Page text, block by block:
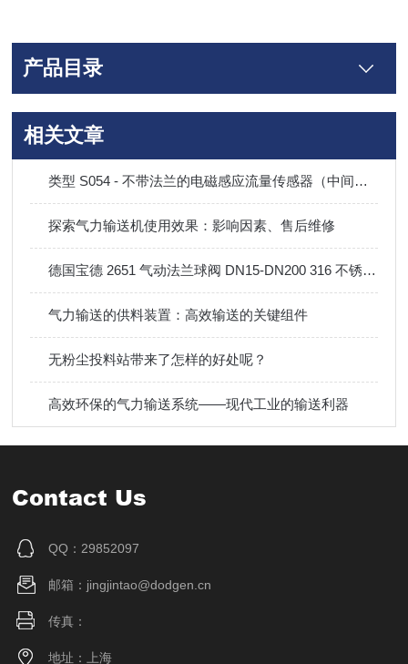
产品目录
相关文章
类型 S054 - 不带法兰的电磁感应流量传感器（中间法兰型号）
探索气力输送机使用效果：影响因素、售后维修
德国宝德 2651 气动法兰球阀 DN15-DN200 316 不锈钢防爆气动切断阀
气力输送的供料装置：高效输送的关键组件
无粉尘投料站带来了怎样的好处呢？
高效环保的气力输送系统——现代工业的输送利器
Contact Us
QQ：29852097
邮箱：jingjintao@dodgen.cn
传真：
地址：上海